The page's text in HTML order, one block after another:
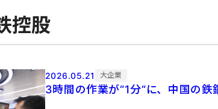
控股
2026.05.21 大企業
3時間の作業が“1分“に、中国の